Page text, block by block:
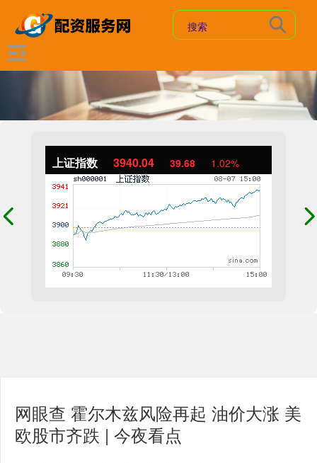
上证指数 3940.04 39.68 1.02%
网眼查 霍尔木兹风险再起 油价大涨 美
欧股市齐跌 | 今夜看点